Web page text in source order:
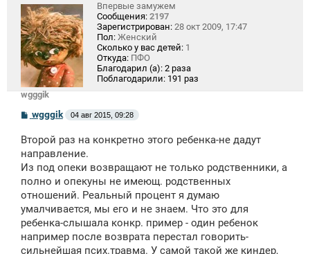
wgggik
Впервые замужем
Сообщения: 2197
Зарегистрирован: 28 окт 2009, 17:47
Пол: Женский
Сколько у вас детей: 1
Откуда: ПФО
Благодарил (а): 2 раза
Поблагодарили: 191 раз
С
б
щ
н
и
wgggik 04 авг 2015, 09:28
Второй раз на конкретно этого ребенка-не дадут
направление.
Из под опеки возвращают не только родственники, а
полно и опекуны не имеющ. родственных
отношений. Реальный процент я думаю
умалчивается, мы его и не знаем. Что это для
ребенка-слышала конкр. пример - один ребенок
например после возврата перестал говорить-
сильнейшая псих.травма. У самой такой же киндер,